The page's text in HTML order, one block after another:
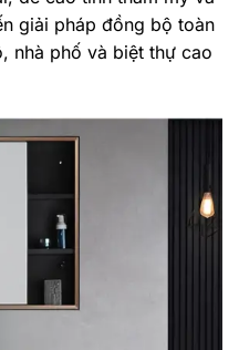
giải pháp đồng bộ toàn
nhà phố và biệt thự cao